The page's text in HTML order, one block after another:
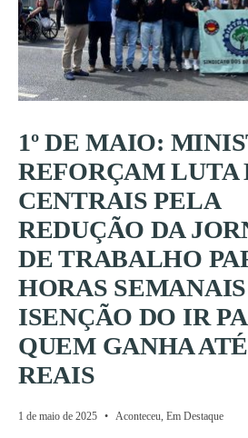
1º DE MAIO:
REFORÇAM LUTA
CENTRAIS PELA
REDUÇÃO DA
DE TRABALHO
HORAS
ISENÇÃO DO IR
QUEM GANHA
REAIS
1 de maio de 2025 • Aconteceu, Em Destaque